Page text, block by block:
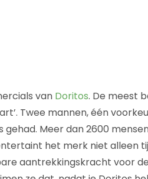
van Doritos. De meest
Twee mannen, één
gehad. Meer dan 2600
het merk niet alleen
aantrekkingskracht voor